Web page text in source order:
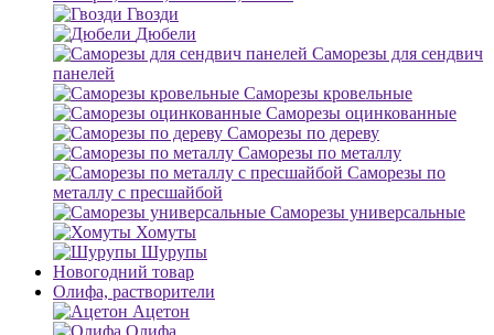
Гвозди
Дюбели
Саморезы для сендвич
панелей
Саморезы кровельные
Саморезы оцинкованные
Саморезы по дереву
Саморезы по металлу
Саморезы по
металлу с пресшайбой
Саморезы универсальные
Хомуты
Шурупы
Новогодний товар
Олифа, растворители
Ацетон
Олифа